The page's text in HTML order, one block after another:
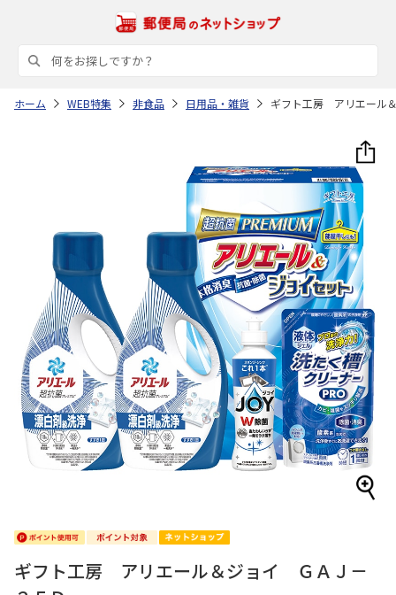
ホーム WEB特集 非食品 日用品・雑貨 ギフト工房 アリエール
ギフト工房 アリエール＆ジョイ ＧＡＪ－